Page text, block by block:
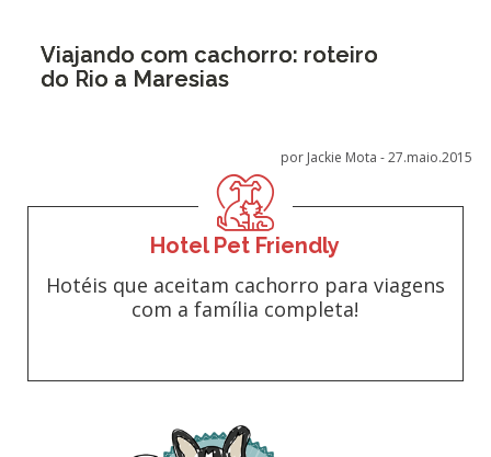
Viajando com cachorro: roteiro
do Rio a Maresias
por Jackie Mota -27.maio.2015
Hotel Pet Friendly
Hotéis que aceitam cachorro para viagens
com a família completa!